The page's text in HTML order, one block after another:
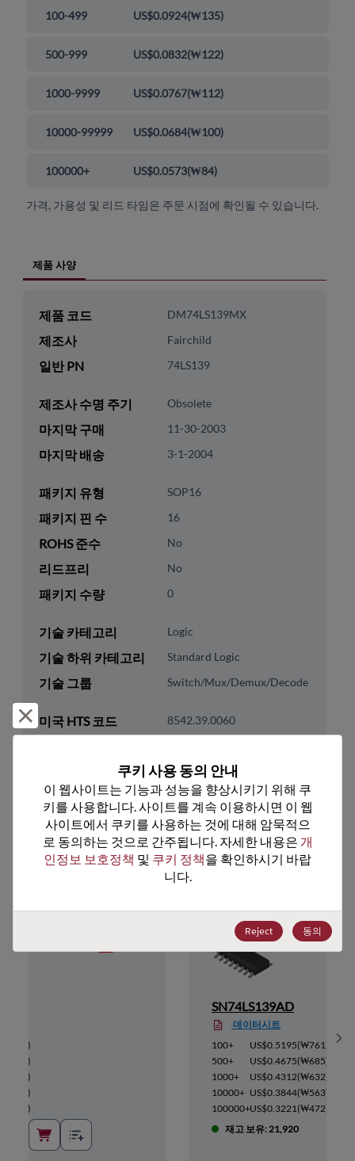
100-499 US$0.0924(₩135)
500-999 US$0.0832(₩122)
1000-9999 US$0.0767(₩112)
10000-99999 US$0.0684(₩100)
100000+ US$0.0573(₩84)
가격, 가용성 및 리드 타임은 주문 시점에 확인될 수 있습니다.
제품 사양
제품 코드 DM74LS139MX
제조사 Fairchild
일반 PN 74LS139
제조사 수명 주기 Obsolete
마지막 구매 11-30-2003
마지막 배송 3-1-2004
패키지 유형 SOP16
패키지 핀 수 16
ROHS 준수 No
리드프리 No
패키지 수량 0
기술 카테고리 Logic
기술 하위 카테고리 Standard Logic
기술 그룹 Switch/Mux/Demux/Decode
미국 HTS 코드 8542.39.0060
추천 대체 제품
)
)
)
)
)
SN74LS139AD
데이터시트
100+
US$0.5195(₩761)
500+
US$0.4675(₩685)
1000+
US$0.4312(₩632)
10000+ US$0.3844(₩563)
100000+US$0.3221(₩472)
재고 보유: 21,920
거부 및 닫기
쿠키 사용 동의 안내
이 웹사이트는 기능과 성능을 향상시키기 위해 쿠
키를 사용합니다. 사이트를 계속 이용하시면 이 웹
사이트에서 쿠키를 사용하는 것에 대해 암묵적으
로 동의하는 것으로 간주됩니다. 자세한 내용은 개
인정보 보호정책 및 쿠키 정책을 확인하시기 바랍
니다.
Reject 동의